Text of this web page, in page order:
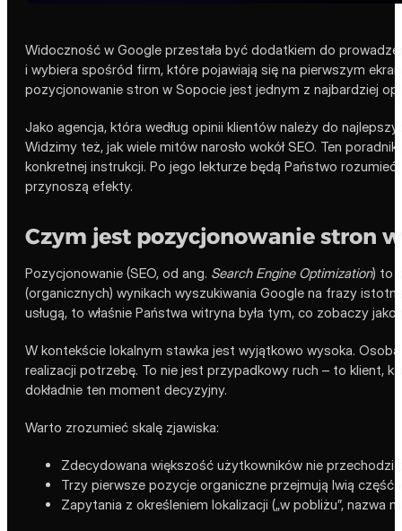
Widoczność w Google przestała być dodatkiem do
i wybiera spośród firm, które pojawiają się na pierwszym
pozycjonowanie stron w Sopocie jest jednym z najbardziej
Jako agencja, która według opinii klientów należy do
Widzimy też, jak wiele mitów narosło wokół SEO. Ten
konkretnej instrukcji. Po jego lekturze będą Państwo
przynoszą efekty.
Czym jest pozycjonowanie stron
Pozycjonowanie (SEO, od ang. Search Engine Optimization) to
(organicznych) wynikach wyszukiwania Google na frazy
usługą, to właśnie Państwa witryna była tym, co zobaczy jako
W kontekście lokalnym stawka jest wyjątkowo wysoka.
realizacji potrzebę. To nie jest przypadkowy ruch – to klient,
dokładnie ten moment decyzyjny.
Warto zrozumieć skalę zjawiska:
Zdecydowana większość użytkowników nie przechodzi
Trzy pierwsze pozycje organiczne przejmują lwią część
Zapytania z określeniem lokalizacji („w pobliżu”,